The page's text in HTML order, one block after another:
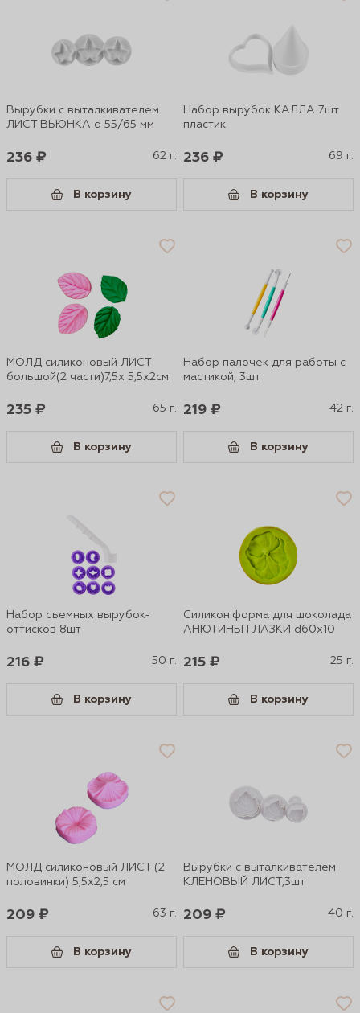
Вырубки с выталкивателем
ЛИСТ ВЬЮНКА d 55/65 мм
236 ₽ 62 г.
В корзину
Набор вырубок КАЛЛА 7шт
пластик
236 ₽ 69 г.
В корзину
МОЛД силиконовый ЛИСТ
большой(2 части)7,5х 5,5x2см
235 ₽ 65 г.
В корзину
Набор палочек для работы с
мастикой, 3шт
219 ₽ 42 г.
В корзину
Набор съемных вырубок-
оттисков 8шт
216 ₽ 50 г.
В корзину
Силикон.форма для шоколада
АНЮТИНЫ ГЛАЗКИ d60х10
215 ₽ 25 г.
В корзину
МОЛД силиконовый ЛИСТ (2
половинки) 5,5x2,5 см
209 ₽ 63 г.
В корзину
Вырубки с выталкивателем
КЛЕНОВЫЙ ЛИСТ,3шт
209 ₽ 40 г.
В корзину